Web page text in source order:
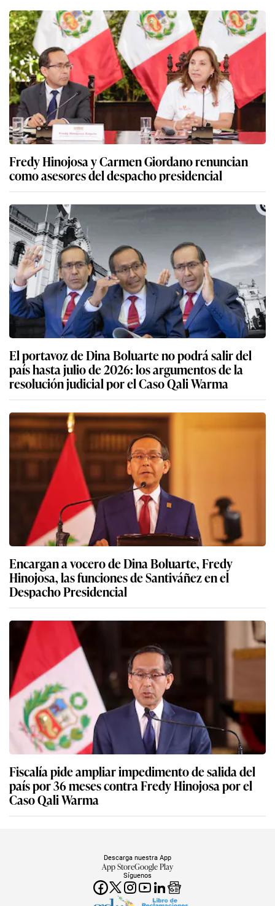
Fredy Hinojosa y Carmen Giordano renuncian
como asesores del despacho presidencial
El portavoz de Dina Boluarte no podrá salir del
país hasta julio de 2026: los argumentos de la
resolución judicial por el Caso Qali Warma
Encargan a vocero de Dina Boluarte, Fredy
Hinojosa, las funciones de Santiváñez en el
Despacho Presidencial
Fiscalía pide ampliar impedimento de salida del
país por 36 meses contra Fredy Hinojosa por el
Caso Qali Warma
Síguenos
Descarga nuestra App
App StoreGoogle Play